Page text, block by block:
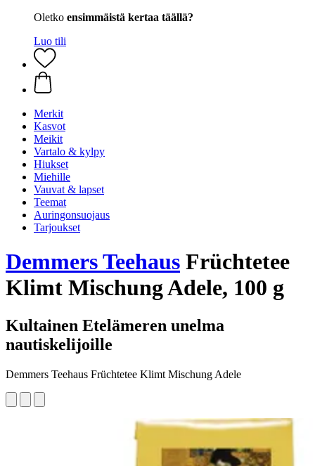
Oletko ensimmäistä kertaa täällä?
Luo tili
Merkit
Kasvot
Meikit
Vartalo & kylpy
Hiukset
Miehille
Vauvat & lapset
Teemat
Auringonsuojaus
Tarjoukset
Demmers Teehaus Früchtetee
Klimt Mischung Adele, 100 g
Kultainen Etelämeren unelma
nautiskelijoille
Demmers Teehaus Früchtetee Klimt Mischung Adele